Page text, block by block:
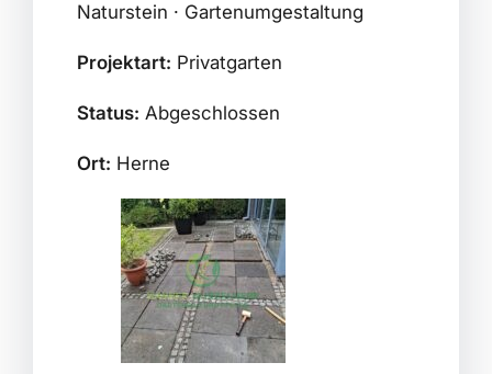
Naturstein · Gartenumgestaltung
Projektart: Privatgarten
Status: Abgeschlossen
Ort: Herne